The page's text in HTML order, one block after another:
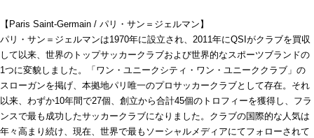
【Paris Saint-Germain / パリ・サン＝ジェルマン】
パリ・サン＝ジェルマンは1970年に設立され、2011年にQSIがクラブを買収
して以来、世界のトップサッカークラブおよび世界的なスポーツブランドの
1つに変貌しました。「ワン・ユニークシティ・ワン・ユニーククラブ」の
スローガンを掲げ、本拠地パリ唯一のプロサッカークラブとして存在。それ
以来、わずか10年間で27個、創立から合計45個のトロフィーを獲得し、フラ
ンスで最も成功したサッカークラブになりました。クラブの国際的な人気は
年々高まり続け、現在、世界で最もソーシャルメディアにてフォローされて